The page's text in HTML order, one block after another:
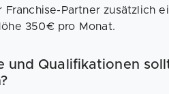
Franchise-Partner zusätzlich
350€ pro Monat.
und Qualifikationen